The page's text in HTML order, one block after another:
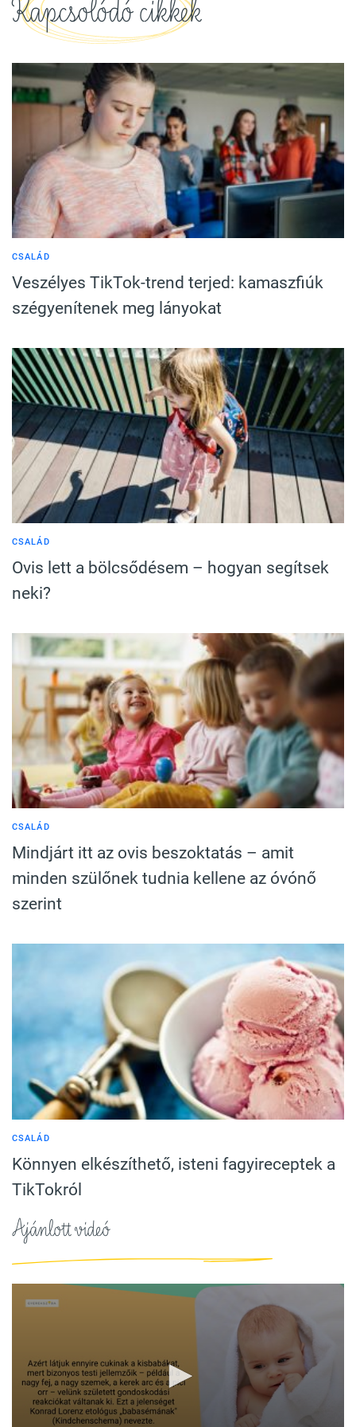
Kapcsolódó cikkek
CSALÁD
Veszélyes TikTok-trend terjed: kamaszfiúk
szégyenítenek meg lányokat
CSALÁD
Ovis lett a bölcsődésem – hogyan segítsek
neki?
CSALÁD
Mindjárt itt az ovis beszoktatás – amit
minden szülőnek tudnia kellene az óvónő
szerint
CSALÁD
Könnyen elkészíthető, isteni fagyireceptek a
TikTokról
Ajánlott videó